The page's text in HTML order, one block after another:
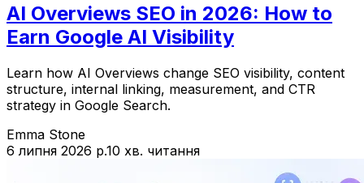
AI Overviews SEO in 2026: How to
Earn Google AI Visibility
Learn how AI Overviews change SEO visibility, content
structure, internal linking, measurement, and CTR
strategy in Google Search.
Emma Stone
6 липня 2026 р.10 хв. читання